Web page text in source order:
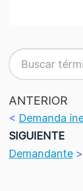
ANTERIOR
< Demanda
SIGUIENTE
Demandante >